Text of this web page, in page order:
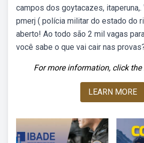
campos dos goytacazes,
pmerj ( polícia militar do estado do
aberto! Ao todo são 2 mil vagas
você sabe o que vai cair nas
For more information, click the
LEARN MORE